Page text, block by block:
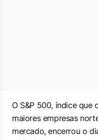
O S&P 500, índice que
maiores empresas
mercado, encerrou o